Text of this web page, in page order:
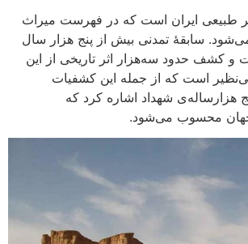
طبیعی ایران است که در فهرست میراث
سابقهٔ تمدنی بیش از پنج هزار سال
و کشف حدود سه‌هزار اثر تاریخی از این
است که از جمله این کشفیات
هزارساله‌ی شهداد اشاره کرد که
محسوب می‌شود.